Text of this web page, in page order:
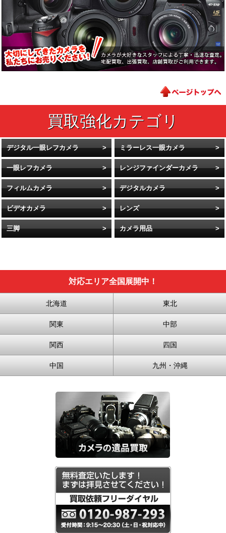
デジタル一眼レフカメラ ミラーレス一眼カメラ
一眼レフカメラ レンジファインダーカメラ
フィルムカメラ デジタルカメラ
ビデオカメラ レンズ
三脚 カメラ用品
対応エリア全国展開中！
北海道 東北
関東 中部
関西 四国
中国 九州・沖縄